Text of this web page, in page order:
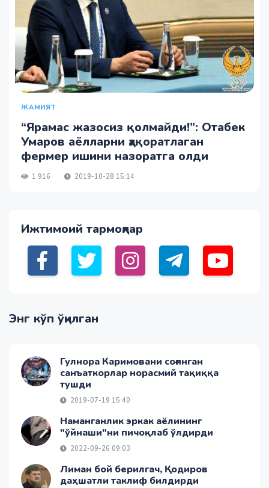
ЖАМИЯТ
“Ярамас жазосиз қолмайди!”: Отабек
Умаров аёлларни ҳақоратлаган
фермер ишини назоратга олди
1 916 2019-10-28 15:14
Ижтимоий тармоқлар
Энг кўп ўқилган
Гулнора Каримовани соғинган
санъаткорлар норасмий тақиққа
тушди
2019-07-19 15:40
Наманганлик эркак аёлининг
"ўйнаши"ни пичоқлаб ўлдирди
2022-09-26 09:03
Лиман бой берилгач, Қодиров
даҳшатли таклиф билдирди